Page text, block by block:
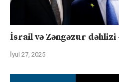
İsrail və Zəngəzur dəhlizi
İyul 27, 2025